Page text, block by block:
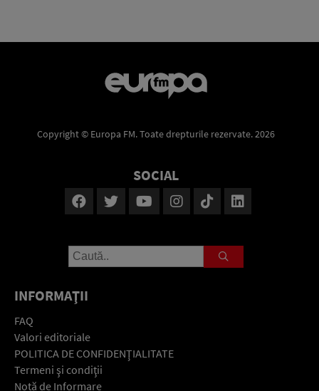
Copyright © Europa FM. Toate drepturile rezervate. 2026
SOCIAL
INFORMAŢII
FAQ
Valori editoriale
POLITICA DE CONFIDENŢIALITATE
Termeni şi condiţii
Notă de Informare